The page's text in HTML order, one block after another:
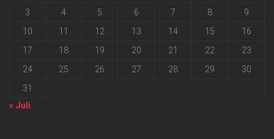
3
4 5 6 7 8
9
10
11 12 13 14 15
16
17
18 19 20 21 22
23
24
25 26 27 28 29
30
31
« Juli